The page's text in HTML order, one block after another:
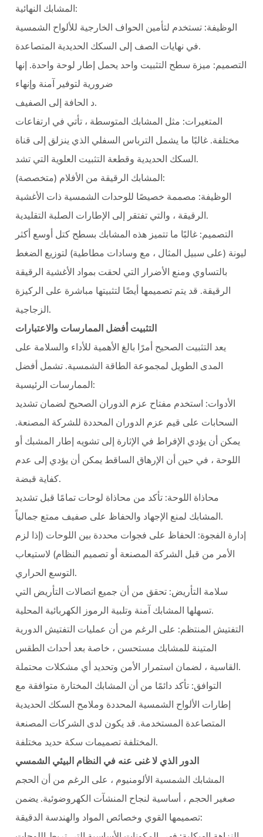
المشابك النهائية:
الوظيفة: تستخدم لتأمين الحواف الخارجية للألواح الشمسية
في نهايات الصف إلى السكك الحديدية المتصاعدة.
التصميم: ميزة سطح التثبيت واحد يحمل إطار لوحة واحدة. إنها
ضرورية لتوفير آمنة وإنهاء
د الحافة إلى الصفيف.
المتغيرات: مثل المشابك المتوسطة ، تأتي في ارتفاعات
مختلفة. غالبًا ما يشمل الترباس السفلي الذي ينزلق إلى قناة
السكك الحديدية وقطعة التثبيت العلوية التي تشد.
المشابك الرقيقة من الأفلام (متخصصة):
الوظيفة: مصممة خصيصًا للوحدات الشمسية ذات الأغشية
الرقيقة ، والتي تفتقر إلى الإطارات الصلبة التقليدية.
التصميم: غالبًا ما تتميز هذه المشابك بسطح كتل أوسع أكثر
ليونة (على سبيل المثال ، مع وسادات مطاطية) لتوزيع الضغط
بالتساوي ومنع الأضرار التي لحقت بمواد الأغشية الرقيقة
الرقيقة. قد يتم تصميمها أيضًا لتثبيتها مباشرة على الركيزة
الزجاجية.
التثبيت أفضل الممارسات والاعتبارات
يعد التثبيت الصحيح أمرًا بالغ الأهمية للأداء والسلامة على
المدى الطويل لمجموعة الطاقة الشمسية. تشمل أفضل
الممارسات الرئيسية:
الأدوات: استخدم مفتاح عزم الدوران الصحيح لضمان تشديد
السحابات على قيم عزم الدوران المحددة للشركة المصنعة.
يمكن أن يؤدي الإفراط في الإثارة إلى تشويه إطار المشبك أو
اللوحة ، في حين أن الإرهاق الساقط يمكن أن يؤدي إلى عدم
كفاية قبضة.
محاذاة اللوحة: تأكد من محاذاة لوحات تمامًا قبل تشديد
المشابك لمنع الإجهاد والحفاظ على صفيف ممتع جمالياً.
إدارة الفجوة: الحفاظ على فجوات محددة بين اللوحات (إذا لزم
الأمر من قبل الشركة المصنعة أو تصميم النظام) لاستيعاب
التوسع الحراري.
سلامة التأريض: تحقق من أن جميع اتصالات التأريض التي
تسهلها المشابك آمنة وتلبية الرموز الكهربائية المحلية.
التفتيش المنتظم: على الرغم من أن عمليات التفتيش الدورية
المتينة للمشابك مستحسن ، خاصة بعد أحداث الطقس
القاسية ، لضمان استمرار الأمن وتحديد أي مشكلات محتملة.
التوافق: تأكد دائمًا من أن المشابك المختارة متوافقة مع
إطارات الألواح الشمسية المحددة وملامح السكك الحديدية
المتصاعدة المستخدمة. قد يكون لدى الشركات المصنعة
المختلفة تصميمات سكة حديد مختلفة.
الدور الذي لا غنى عنه في النظام البيئي الشمسي
المشابك الشمسية الألومنيوم ، على الرغم من أن الحجم
صغير الحجم ، أساسية لنجاح المنشآت الكهروضوئية. يضمن
تصميمها القوي وخصائص المواد والهندسة الدقيقة: